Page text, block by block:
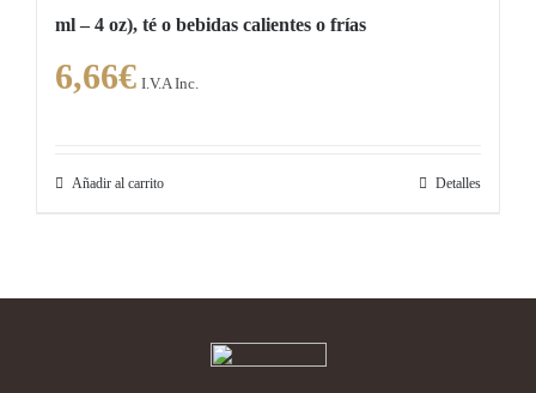
ml – 4 oz), té o bebidas calientes o frías
6,66€ I.V.A Inc.
Añadir al carrito Detalles